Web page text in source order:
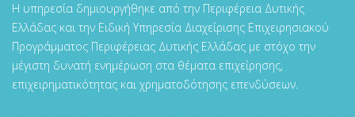
Η υπηρεσία δημιουργήθηκε από την Περιφέρεια Δυτικής
Ελλάδας και την Ειδική Υπηρεσία Διαχείρισης Επιχειρησιακού
Προγράμματος Περιφέρειας Δυτικής Ελλάδας με στόχο την
μέγιστη δυνατή ενημέρωση στα θέματα επιχείρησης,
επιχειρηματικότητας και χρηματοδότησης επενδύσεων.